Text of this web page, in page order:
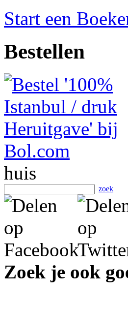
Start een
Bestellen
huis
zoek
Zoek je ook